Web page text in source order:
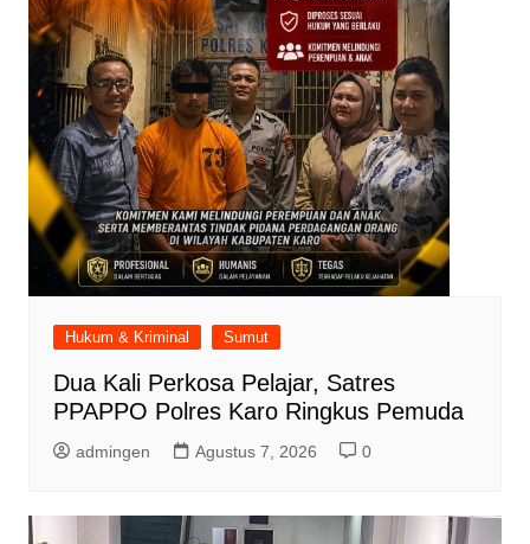
Hukum & Kriminal Sumut
Dua Kali Perkosa Pelajar, Satres
PPAPPO Polres Karo Ringkus Pemuda
admingen Agustus 7, 2026 0